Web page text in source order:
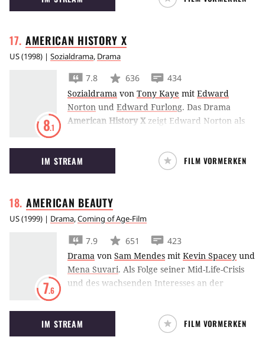
wurde.
AMERICAN HISTORY X
US(1998) | Sozialdrama, Drama
8.1
7.8 636
434
Sozialdrama von Tony Kaye mit Edward
Norton und Edward Furlong. Das Drama
American History X zeigt Edward Norton als
nun aber seinen kleinen Bruder abhalten
muss, seine Fehler zu wiederholen.
IM STREAM FILM VORMERKEN
AMERICAN BEAUTY
US(1999) | Drama,Coming of Age-Film
7.6
7.9 651
423
Drama von Sam Mendes mit Kevin Spacey und
Mena Suvari. Als Folge seiner Mid-Life-Crisis
und des wachsenden Interesses an der
American Beauty
umkrempeln.
IM STREAM FILM VORMERKEN